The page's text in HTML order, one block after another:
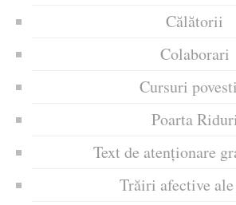
Călătorii
Colaborari
Cursuri
Poarta
Text de atenționare
Trăiri afective